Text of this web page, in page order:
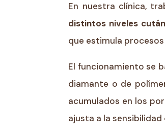
En nuestra clínica,
distintos niveles
que estimula
El funcionamiento se
diamante o de
acumulados en los
ajusta a la